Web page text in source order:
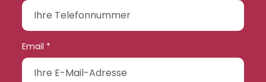
Email *